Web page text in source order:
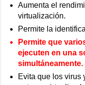
Aumenta el
virtualización.
Permite la
Permite que
ejecuten en una
simultáneamente.
Evita que los virus